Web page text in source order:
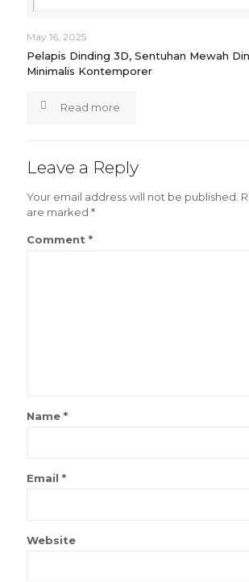
May 16, 2025
Pelapis Dinding 3D, Sentuhan Mewah
Minimalis Kontemporer
Read more
Leave a Reply
Your email address will not be published.
are marked *
Comment *
Name *
Email *
Website